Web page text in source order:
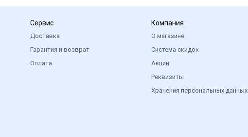
Сервис
Доставка
Гарантия и возврат
Оплата
Компания
О магазине
Система скидок
Акции
Реквизиты
Хранения персональных данных